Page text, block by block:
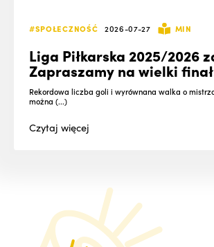
#SPOŁECZNOŚĆ 2026-07-27 MIN
Liga Piłkarska 2025/2026
Zapraszamy na wielki
Rekordowa liczba goli i wyrównana walka o
można (...)
Czytajwięcej